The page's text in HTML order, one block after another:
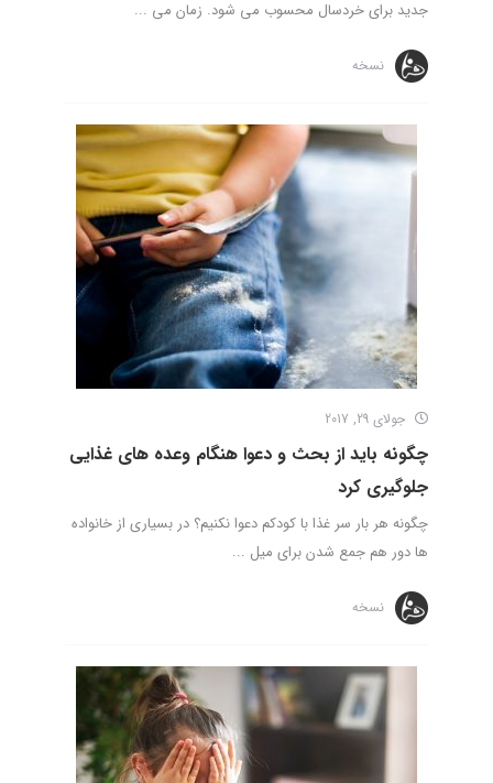
جدید برای خردسال محسوب می شود. زمان می ...
نسخه
جولای 29, 2017
چگونه باید از بحث و دعوا هنگام وعده های غذایی
جلوگیری کرد
چگونه هر بار سر غذا با کودکم دعوا نکنیم؟ در بسیاری از خانواده
ها دور هم جمع شدن برای میل ...
نسخه